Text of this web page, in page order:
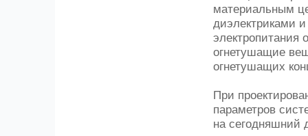
материальным
диэлектриками
электропитания
огнетушащие
огнетушащих
При
параметров
на сегодняшний